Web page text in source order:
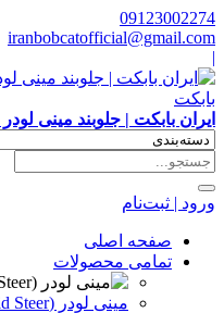
09123002274
iranbobcatofficial@gmail.com
|
ایران بابکت | جلوبند مینی
ورود | ثبت‌نام
صفحه اصلی
تمامی محصولات
مینی لودر (Skid Steer)